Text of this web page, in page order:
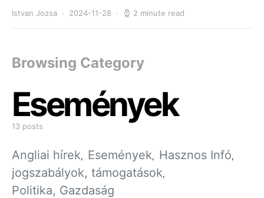
Istvan Jozsa 2024-11-28 2 minute read
Browsing Category
Események
13 posts
Angliai hírek Események Hasznos Infó
jogszabályok, támogatások
Politika, Gazdaság